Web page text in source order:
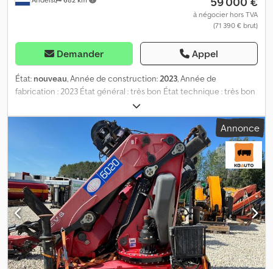
à négocier hors TVA
(71 390 € brut)
Demander Appel
État: nouveau, Année de construction:2023, Année de
fabrication : 2023 État général : très bon État technique : très bon
Dcsdpfx Aowlhgijhcjk État visuel : très bon 4 x HMF 2320K-RCS K6
GRUE AUTOMOBILE 2023 (NEUF) Adaptation électronique de la
vitesse, HDL-d Commande du frein d’oscillation Commande
progressive de la grue Contrôle prioritaire du flux Système de
bras articulé Dual Power plus Vanne de commande
proportionnelle PVG 32 Passage de flexibles interne Revêtement
de qualité respectueux de l’environnement Système de sécurité
RCL 5 à 6 fonctions disponibles Préparation pour treuil
Télécommande radio
Annonce